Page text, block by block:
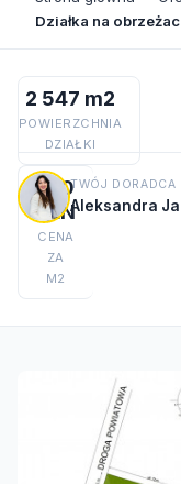
Działka na
2 547 m2
POWIERZCHNIA
DZIAŁKI
150
PLN
CENA
ZA
M2
TWÓJ DORADCA
Aleksandra